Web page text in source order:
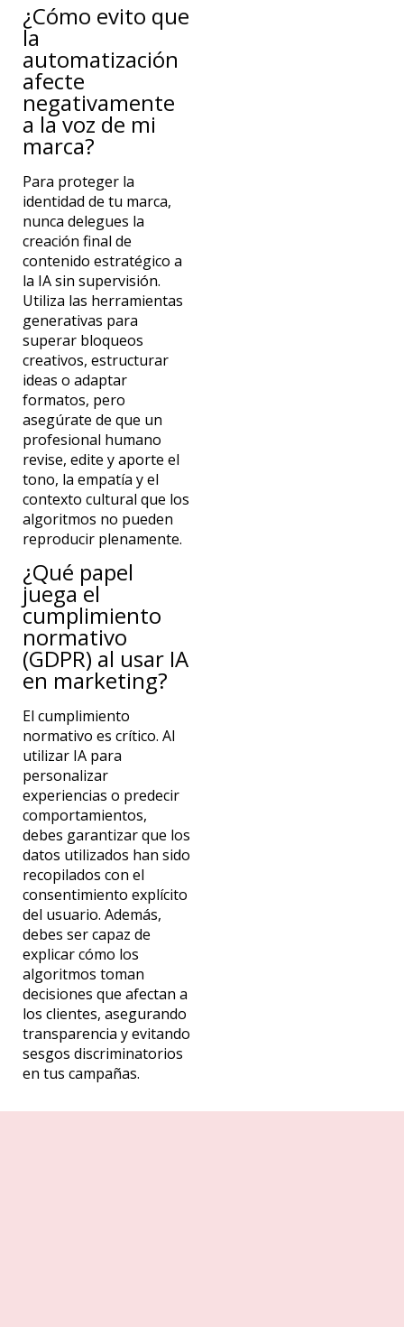
¿Cómo evito que
la
automatización
afecte
negativamente
a la voz de mi
marca?
Para proteger la
identidad de tu marca,
nunca delegues la
creación final de
contenido estratégico a
la IA sin supervisión.
Utiliza las herramientas
generativas para
superar bloqueos
creativos, estructurar
ideas o adaptar
formatos, pero
asegúrate de que un
profesional humano
revise, edite y aporte el
tono, la empatía y el
contexto cultural que los
algoritmos no pueden
reproducir plenamente.
¿Qué papel
juega el
cumplimiento
normativo
(GDPR) al usar IA
en marketing?
El cumplimiento
normativo es crítico. Al
utilizar IA para
personalizar
experiencias o predecir
comportamientos,
debes garantizar que los
datos utilizados han sido
recopilados con el
consentimiento explícito
del usuario. Además,
debes ser capaz de
explicar cómo los
algoritmos toman
decisiones que afectan a
los clientes, asegurando
transparencia y evitando
sesgos discriminatorios
en tus campañas.